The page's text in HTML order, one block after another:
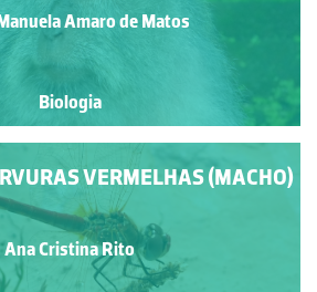
Amaro de Matos
Biologia
VERMELHAS (MACHO)
Ana Cristina Rito